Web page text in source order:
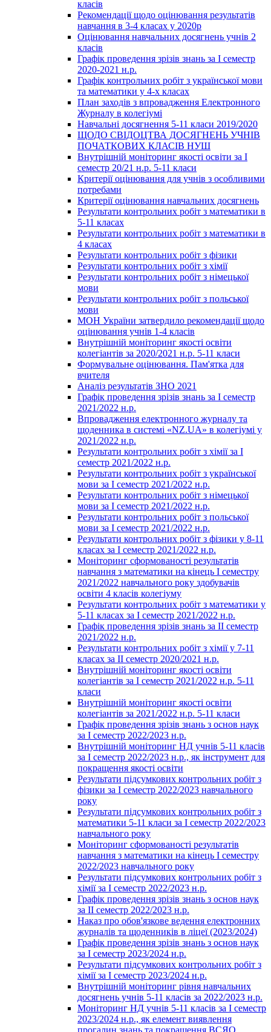
класів
Рекомендації щодо оцінювання результатів
навчання в 3-4 класах у 2020р
Оцінювання навчальних досягнень учнів 2
класів
Графік проведення зрізів знань за І семестр
2020-2021 н.р.
Графік контрольних робіт з української мови
та математики у 4-х класах
План заходів з впровадження Електронного
Журналу в колегіумі
Навчальні досягнення 5-11 класи 2019/2020
ЩОДО СВІДОЦТВА ДОСЯГНЕНЬ УЧНІВ
ПОЧАТКОВИХ КЛАСІВ НУШ
Внутрішній моніторинг якості освіти за І
семестр 20/21 н.р. 5-11 класи
Критерії оцінювання для учнів з особливими
потребами
Критерії оцінювання навчальних досягнень
Результати контрольних робіт з математики в
5-11 класах
Результати контрольних робіт з математики в
4 класах
Результати контрольних робіт з фізики
Результати контрольних робіт з хімії
Результати контрольних робіт з німецької
мови
Результати контрольних робіт з польської
мови
МОН України затвердило рекомендації щодо
оцінювання учнів 1-4 класів
Внутрішній моніторинг якості освіти
колегіантів за 2020/2021 н.р. 5-11 класи
Формувальне оцінювання. Пам'ятка для
вчителя
Аналіз результатів ЗНО 2021
Графік проведення зрізів знань за І семестр
2021/2022 н.р.
Впровадження електронного журналу та
щоденника в системі «NZ.UA» в колегіумі у
2021/2022 н.р.
Результати контрольних робіт з хімії за І
семестр 2021/2022 н.р.
Результати контрольних робіт з української
мови за І семестр 2021/2022 н.р.
Результати контрольних робіт з німецької
мови за І семестр 2021/2022 н.р.
Результати контрольних робіт з польської
мови за І семестр 2021/2022 н.р.
Результати контрольних робіт з фізики у 8-11
класах за І семестр 2021/2022 н.р.
Моніторинг сформованості результатів
навчання з математики на кінець І семестру
2021/2022 навчального року здобувачів
освіти 4 класів колегіуму
Результати контрольних робіт з математики у
5-11 класах за І семестр 2021/2022 н.р.
Графік проведення зрізів знань за ІІ семестр
2021/2022 н.р.
Результати контрольних робіт з хімії у 7-11
класах за ІІ семестр 2020/2021 н.р.
Внутрішній моніторинг якості освіти
колегіантів за І семестр 2021/2022 н.р. 5-11
класи
Внутрішній моніторинг якості освіти
колегіантів за 2021/2022 н.р. 5-11 класи
Графік проведення зрізів знань з основ наук
за І семестр 2022/2023 н.р.
Внутрішній моніторинг НД учнів 5-11 класів
за І семестр 2022/2023 н.р., як інструмент для
покращення якості освіти
Результати підсумкових контрольних робіт з
фізики за І семестр 2022/2023 навчального
року
Результати підсумкових контрольних робіт з
математики 5-11 класи за І семестр 2022/2023
навчального року
Моніторинг сформованості результатів
навчання з математики на кінець І семестру
2022/2023 навчального року
Результати підсумкових контрольних робіт з
хімії за І семестр 2022/2023 н.р.
Графік проведення зрізів знань з основ наук
за ІІ семестр 2022/2023 н.р.
Наказ про обов'язкове ведення електронних
журналів та щоденників в ліцеї (2023/2024)
Графік проведення зрізів знань з основ наук
за І семестр 2023/2024 н.р.
Результати підсумкових контрольних робіт з
хімії за І семестр 2023/2024 н.р.
Внутрішній моніторинг рівня навчальних
досягнень учнів 5-11 класів за 2022/2023 н.р.
Моніторинг НД учнів 5-11 класів за І семестр
2023/2024 н.р., як елемент виявлення
прогалин знань та покращення ВСЯО